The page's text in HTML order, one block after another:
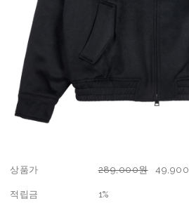
상품가 289,000원 49,900
적립금 1%